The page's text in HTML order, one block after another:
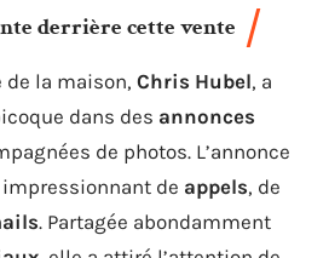
derrière cette vente
de la maison, Chris Hubel, a
dans des annonces
de photos. L’annonce
de appels, de
. Partagée abondamment